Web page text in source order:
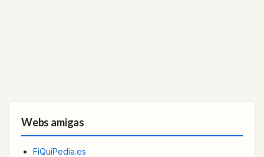
Webs amigas
FiQuiPedia.es